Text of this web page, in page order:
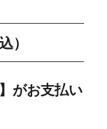
）
がお支払い